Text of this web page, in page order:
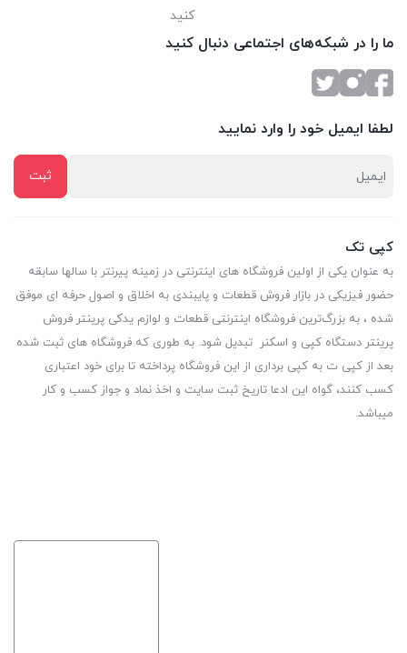
کنید
ما را در شبکه‌های اجتماعی دنبال کنید
لطفا ایمیل خود را وارد نمایید
کپی تک
به عنوان یکی از اولین فروشگاه های اینترنتی در زمینه پیرنتر با سالها سابقه
حضور فیزیکی در بازار فروش قطعات و پایبندی به اخلاق و اصول حرفه ای موفق
شده ، به بزرگ‌ترین فروشگاه اینترنتی قطعات و لوازم یدکی پرینتر فروش
پرینتر دستگاه کپی و اسکنر تبدیل شود. به طوری که فروشگاه های ثبت شده
بعد از کپی ت به کپی برداری از این فروشگاه پرداخته تا برای خود اعتباری
کسب کنند، گواه این ادعا تاریخ ثبت سایت و اخذ نماد و جواز کسب و کار
میباشد.